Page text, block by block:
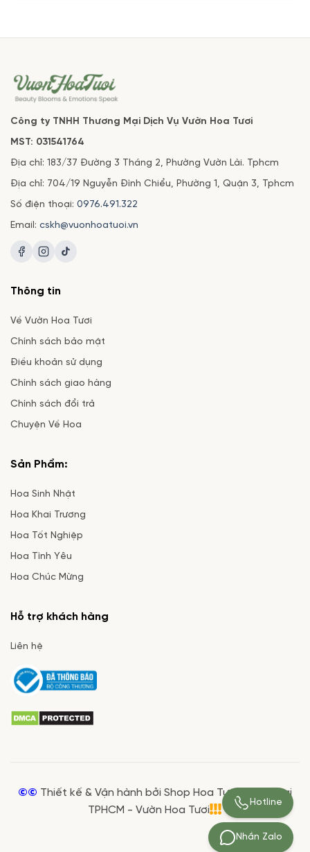
Công ty TNHH Thương Mại Dịch Vụ Vườn Hoa Tươi
MST: 031541764
Địa chỉ: 183/37 Đường 3 Tháng 2, Phường Vườn Lài. Tphcm
Địa chỉ: 704/19 Nguyễn Đình Chiểu, Phường 1, Quận 3, Tphcm
Số điện thoại: 0976.491.322
Email: cskh@vuonhoatuoi.vn
Thông tin
Về Vườn Hoa Tươi
Chính sách bảo mật
Điều khoản sử dụng
Chính sách giao hàng
Chính sách đổi trả
Chuyện Về Hoa
Sản Phẩm:
Hoa Sinh Nhật
Hoa Khai Trương
Hoa Tốt Nghiệp
Hoa Tình Yêu
Hoa Chúc Mừng
Hỗ trợ khách hàng
Liên hệ
©© Thiết kế & Vận hành bởi Shop Hoa Tươi Giá Rẻ tại
TPHCM - Vườn Hoa Tươi
Nhắn Zalo
Hotline